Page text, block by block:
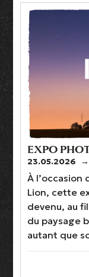
EXPO
23.05.2026 →
À l’occasion
Lion, cette
devenu, au
du paysage
autant que